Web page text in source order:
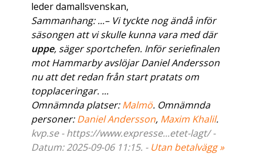
leder damallsvenskan,
Sammanhang: ...– Vi tyckte nog ändå inför
säsongen att vi skulle kunna vara med där
uppe, säger sportchefen. Inför seriefinalen
mot Hammarby avslöjar Daniel Andersson
nu att det redan från start pratats om
topplaceringar. ...
Omnämnda platser:Malmö. Omnämnda
personer:Daniel Andersson, Maxim Khalil.
kvp.se - https://www.expresse...etet-lagt/ -
Datum: 2025-09-06 11:15. - Utan betalvägg »